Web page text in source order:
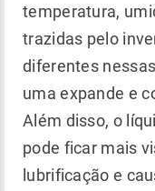
temperatura,
trazidas pelo
diferentes
uma expande e
Além disso, o
pode ficar mais
lubrificação e